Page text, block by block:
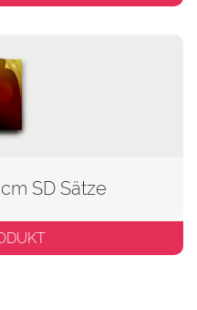
SD Sätze